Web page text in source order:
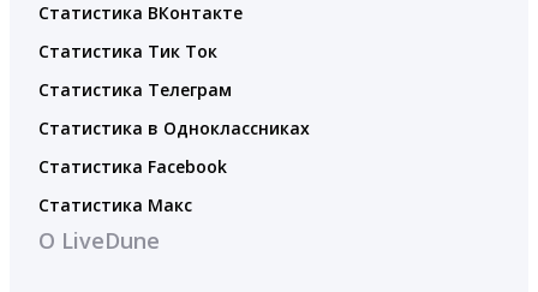
Статистика ВКонтакте
Статистика Тик Ток
Статистика Телеграм
Статистика в Одноклассниках
Статистика Facebook
Статистика Макс
О LiveDune